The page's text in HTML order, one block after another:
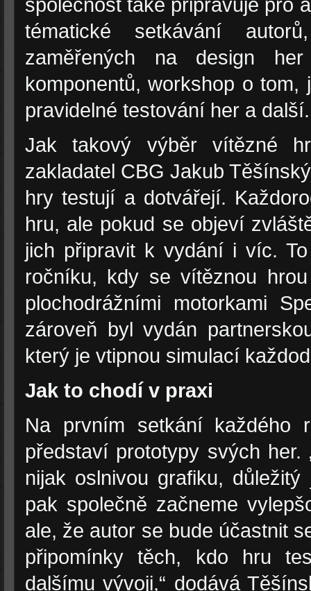
společnost také připravuje pro
tématické setkávání
zaměřených na design
komponentů, workshop o
pravidelné testování her a další.
Jak takový výběr vítězné
zakladatel CBG Jakub
hry testují a dotvářejí.
hru, ale pokud se objeví
jich připravit k vydání i víc.
ročníku, kdy se vítěznou
plochodrážními motorkami
zároveň byl vydán
který je vtipnou simulací
Jak to chodí v praxi
Na prvním setkání každého
představí prototypy svých her.
nijak oslnivou grafiku,
pak společně začneme
ale, že autor se bude účastnit
připomínky těch, kdo hru
dalšímu vývoji,“ dodává